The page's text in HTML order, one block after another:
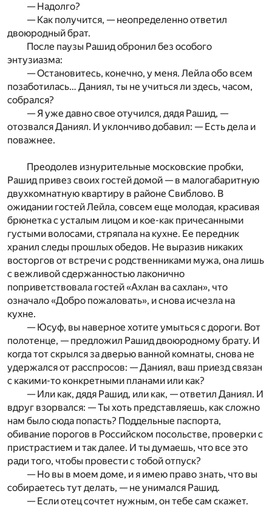
— Надолго?
— Как получится, — неопределенно ответил
двоюродный брат.
После паузы Рашид обронил без особого
энтузиазма:
— Остановитесь, конечно, у меня. Лейла обо всем
позаботилась… Даниял, ты не учиться ли здесь, часом,
собрался?
— Я уже давно свое отучился, дядя Рашид, —
отозвался Даниял. И уклончиво добавил: — Есть дела и
поважнее.
Преодолев изнурительные московские пробки,
Рашид привез своих гостей домой — в малогабаритную
двухкомнатную квартиру в районе Свиблово. В
ожидании гостей Лейла, совсем еще молодая, красивая
брюнетка с усталым лицом и кое-как причесанными
густыми волосами, стряпала на кухне. Ее передник
хранил следы прошлых обедов. Не выразив никаких
восторгов от встречи с родственниками мужа, она лишь
с вежливой сдержанностью лаконично
поприветствовала гостей «Ахлан ва сахлан», что
означало «Добро пожаловать», и снова исчезла на
кухне.
— Юсуф, вы наверное хотите умыться с дороги. Вот
полотенце, — предложил Рашид двоюродному брату. И
когда тот скрылся за дверью ванной комнаты, снова не
удержался от расспросов: — Даниял, ваш приезд связан
с какими-то конкретными планами или как?
— Или как, дядя Рашид, или как, — ответил Даниял. И
вдруг взорвался: — Ты хоть представляешь, как сложно
нам было сюда попасть? Поддельные паспорта,
обивание порогов в Российском посольстве, проверки с
пристрастием и так далее. И ты думаешь, что все это
ради того, чтобы провести с тобой отпуск?
— Но вы в моем доме, и я имею право знать, что вы
собираетесь тут делать, — не унимался Рашид.
— Если отец сочтет нужным, он тебе сам скажет.